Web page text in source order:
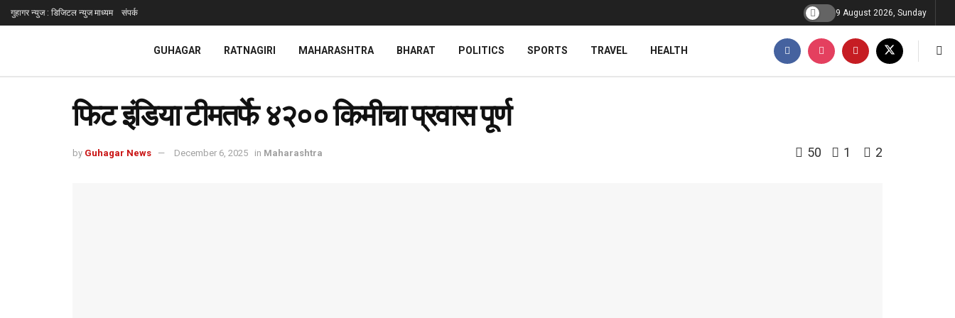
गुहागर न्युज : डिजिटल न्युज माध्यम संपर्क 9 August 2026, Sunday
GUHAGAR RATNAGIRI MAHARASHTRA BHARAT POLITICS SPORTS TRAVEL HEALTH
फिट इंडिया टीमतर्फे ४२०० किमीचा प्रवास पूर्ण
by Guhagar News December 6, 2025 in Maharashtra 50 1 2